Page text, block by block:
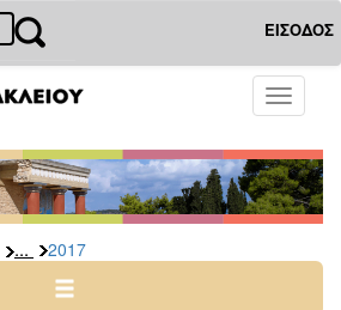
ΕΙΣΟΔΟΣ
Toggle
... 2017